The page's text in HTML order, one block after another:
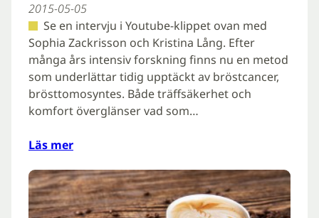
2015-05-05
Se en intervju i Youtube-klippet ovan med
Sophia Zackrisson och Kristina Lång. Efter
många års intensiv forskning finns nu en metod
som underlättar tidig upptäckt av bröstcancer,
brösttomosyntes. Både träffsäkerhet och
komfort överglänser vad som…
Läs mer